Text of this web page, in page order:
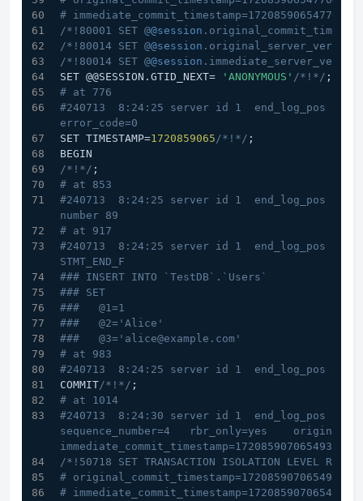
#
/*!80001 SET @@session
/*!80014 SET @@session
/*!80014 SET @@session
SET @@SESSION.GTID_NEXT=
'ANONYMOUS' /*!*/ ;
# at 776
#240713  8:24:25 server id 1  end_log_pos 853
error_code=0
SET TIMESTAMP=1720859065/*!*/ ;
BEGIN
/*!*/ ;
# at 853
#240713  8:24:25 server id 1  end_log_pos 917
number 89
# at 917
#240713  8:24:25 server id 1  end_log_pos
STMT_END_F
### INSERT INTO `TestDB`.`Users`
### SET
###   @1=1
###   @2='Alice'
###   @3='alice@example.com'
# at 983
#240713  8:24:25 server id 1  end_log_pos 1014
COMMIT/*!*/ ;
# at 1014
#240713  8:24:30 server id 1  end_log_pos 1093
sequence_number=4   rbr_only=yes
immediate_commit_timestamp=1720859070654935
/*!50718 SET TRANSACTION ISOLATION LEVEL READ
# original_commit_timestamp=1720859070654935
#